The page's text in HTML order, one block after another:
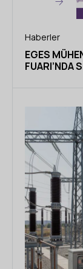
Haberler
EGES
FUARI’NDA